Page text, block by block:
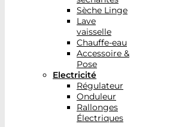
Sèche Linge
Lave
vaisselle
Chauffe-eau
Accessoire &
Pose
Electricité
Régulateur
Onduleur
Rallonges
Électriques